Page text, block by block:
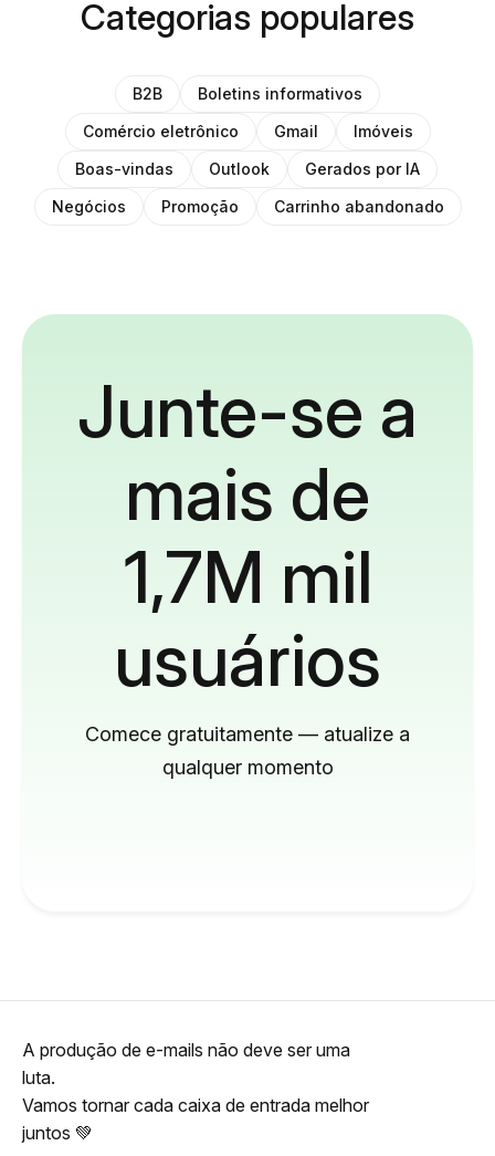
Categorias populares
B2B
Boletins informativos
Comércio eletrônico
Gmail
Imóveis
Boas-vindas
Outlook
Gerados por IA
Negócios
Promoção Carrinho abandonado
Junte-se a
mais de
1,7M mil
usuários
Comece gratuitamente — atualize a
qualquer momento
A produção de e-mails não deve ser uma
luta.
Vamos tornar cada caixa de entrada melhor
juntos 💚